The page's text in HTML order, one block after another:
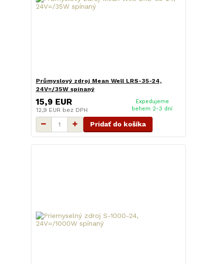
Průmyslový zdroj Mean Well LRS-35-24,
24V=/35W spínaný
15,9 EUR
12,9 EUR bez DPH
Expedujeme
behem 2-3 dní
Pridať do košíka